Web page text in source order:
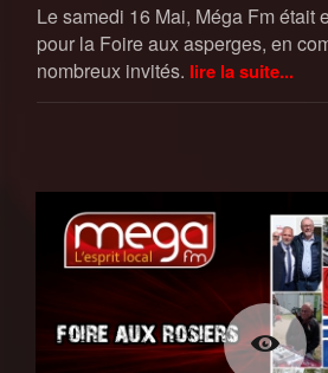
Le samedi 16 Mai, Méga Fm était
pour la Foire aux asperges, en
nombreux invités. lire la suite...